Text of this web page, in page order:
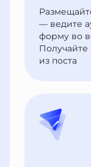
— ведите
форму во
Получайте
из поста